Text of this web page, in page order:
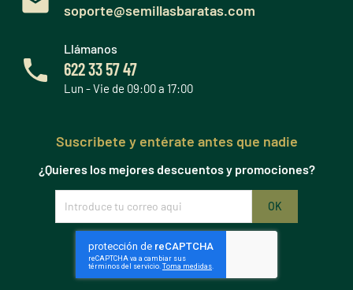
soporte@semillasbaratas.com
Llámanos
622 33 57 47
Lun - Vie de 09:00 a 17:00
Suscribete y entérate antes que nadie
¿Quieres los mejores descuentos y promociones?